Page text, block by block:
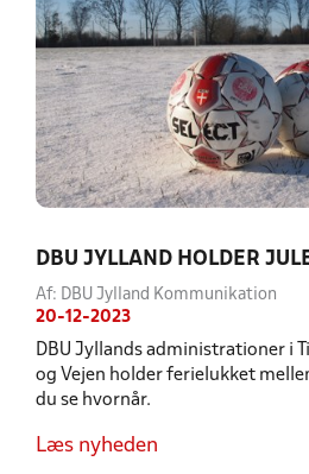
DBU JYLLAND HOLDER
Af: DBU Jylland Kommunikation
20-12-2023
DBU Jyllands administrationer i
og Vejen holder ferielukket
du se hvornår.
Læs nyheden